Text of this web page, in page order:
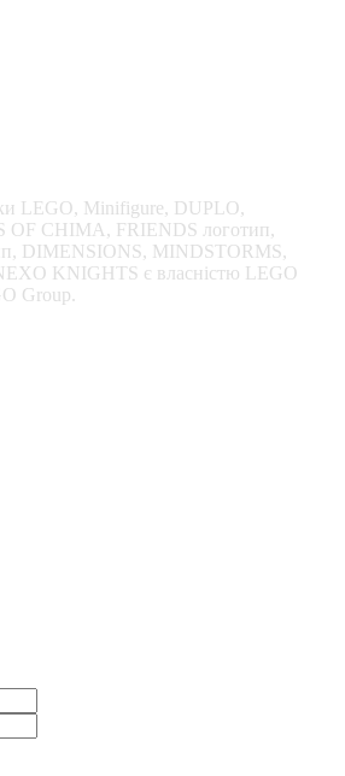
LEGO, Minifigure, DUPLO,
CHIMA, FRIENDS логотип,
DIMENSIONS, MINDSTORMS,
KNIGHTS є власністю LEGO
Group.